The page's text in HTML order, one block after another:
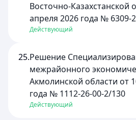
Восточно-Казахстанской
апреля 2026 года № 6309-
Действующий
25.Решение
межрайонного
Акмолинской области от
года № 1112-26-00-2/130
Действующий